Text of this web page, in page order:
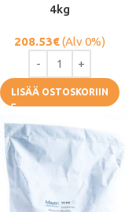
4kg
208.53€(Alv 0%)
LISÄÄ OSTOSKORIIN